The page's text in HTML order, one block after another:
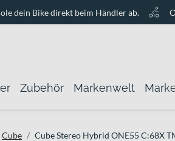
dein Bike direkt beim Händler ab.
Zubehör Markenwelt
Cube Cube Stereo Hybrid ONE55 C:68X